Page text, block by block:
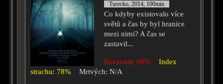
Turecko, 2014, 100min
Co kdyby existovalo více
světů a čas by byl hranice
mezi nimi? A čas se
zastavil...
Krvavost: 68%
Index
strachu: 78%
Mrtvých: N/A